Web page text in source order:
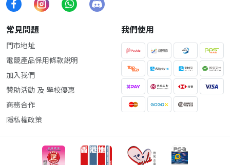
常見問題
門市地址
電競產品保用條款說明
加入我們
贊助活動 及 學校優惠
商務合作
隱私權政策
我們使用